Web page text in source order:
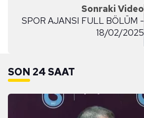
Sonraki Video
SPOR AJANSI FULL BÖLÜM -
18/02/2025
SON 24 SAAT